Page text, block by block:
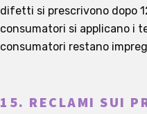
difetti si prescrivono dopo
consumatori si applicano i
consumatori restano
15. RECLAMI SUI